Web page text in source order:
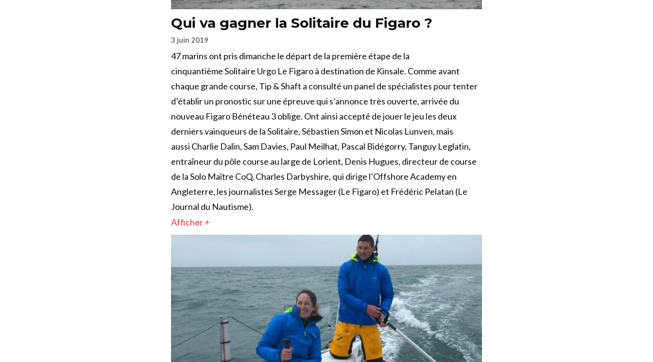
Qui va gagner la Solitaire du Figaro ?
3 juin 2019
47 marins ont pris dimanche le départ de la première étape de la
cinquantième Solitaire Urgo Le Figaro à destination de Kinsale. Comme avant
chaque grande course, Tip & Shaft a consulté un panel de spécialistes pour tenter
d’établir un pronostic sur une épreuve qui s’annonce très ouverte, arrivée du
nouveau Figaro Bénéteau 3 oblige. Ont ainsi accepté de jouer le jeu les deux
derniers vainqueurs de la Solitaire, Sébastien Simon et Nicolas Lunven, mais
aussi Charlie Dalin, Sam Davies, Paul Meilhat, Pascal Bidégorry, Tanguy Leglatin,
entraîneur du pôle course au large de Lorient, Denis Hugues, directeur de course
de la Solo Maître CoQ, Charles Darbyshire, qui dirige l’Offshore Academy en
Angleterre, les journalistes Serge Messager (Le Figaro) et Frédéric Pelatan (Le
Journal du Nautisme).
Afficher +